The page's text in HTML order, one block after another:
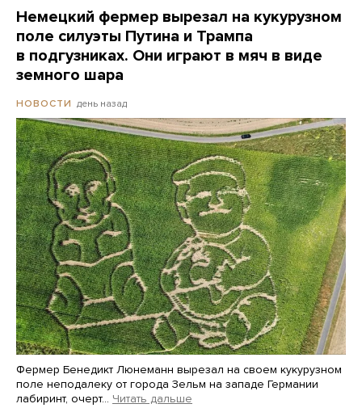
Немецкий фермер вырезал на кукурузном
поле силуэты Путина и Трампа
в подгузниках. Они играют в мяч в виде
земного шара
НОВОСТИ день назад
Фермер Бенедикт Люнеманн вырезал на своем кукурузном
поле неподалеку от города Зельм на западе Германии
лабиринт, очерт… Читать дальше